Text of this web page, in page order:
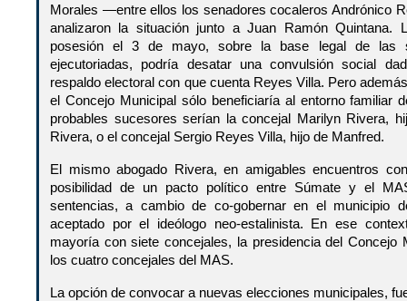
Morales —entre ellos los senadores cocaleros Andrónico
analizaron la situación junto a Juan Ramón Quintana.
posesión el 3 de mayo, sobre la base legal de las
ejecutoriadas, podría desatar una convulsión social
respaldo electoral con que cuenta Reyes Villa. Pero
el Concejo Municipal sólo beneficiaría al entorno familiar
probables sucesores serían la concejal Marilyn Rivera,
Rivera, o el concejal Sergio Reyes Villa, hijo de Manfred.
El mismo abogado Rivera, en amigables encuentros
posibilidad de un pacto político entre Súmate y el
sentencias, a cambio de co-gobernar en el municipio
aceptado por el ideólogo neo-estalinista. En ese
mayoría con siete concejales, la presidencia del Concejo
los cuatro concejales del MAS.
La opción de convocar a nuevas elecciones municipales,